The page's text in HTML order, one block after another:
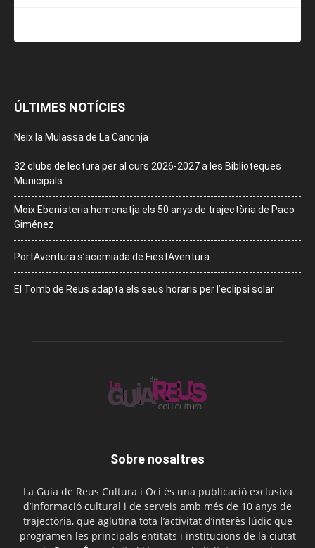
ÚLTIMES NOTÍCIES
Neix la Mulassa de La Canonja
32 clubs de lectura per al curs 2026-2027 a les Biblioteques
Municipals
Moix Ebenisteria homenatja els 50 anys de trajectòria de Paco
Giménez
PortAventura s’acomiada de FiestAventura
El Tomb de Reus adapta els seus horaris per l’eclipsi solar
Sobre nosaltres
La Guia de Reus Cultura i Oci és una publicació exclusiva
d’informació cultural i de serveis amb més de 10 anys de
trajectòria, que aglutina tota l’activitat d’interès lúdic que
programen les principals entitats i institucions de la ciutat